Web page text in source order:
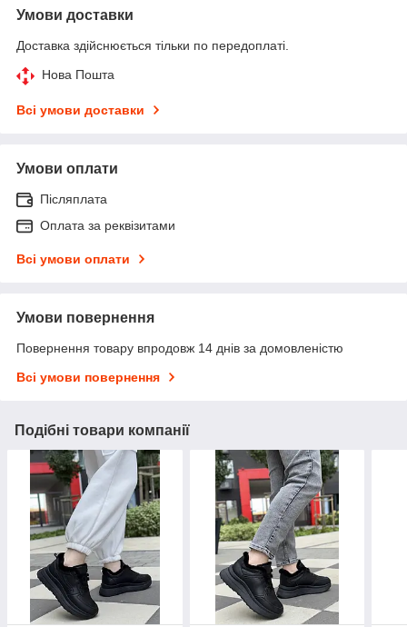
Умови доставки
Доставка здійснюється тільки по передоплаті.
Нова Пошта
Всі умови доставки
Умови оплати
Післяплата
Оплата за реквізитами
Всі умови оплати
Умови повернення
Повернення товару впродовж 14 днів за домовленістю
Всі умови повернення
Подібні товари компанії